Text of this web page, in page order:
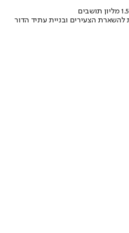
להשארת הצעירים ובניית עתיד הדור